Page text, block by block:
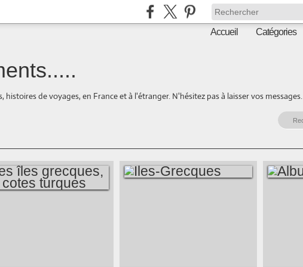
Accueil Catégories
de voyages, en France et à l'étranger. N'hésitez pas à laisser vos messages.